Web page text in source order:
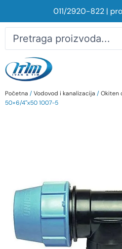
011/2920-822|
Početna /Vodovod i kanalizacija /Okiten
50×6/4″x50 1007-5